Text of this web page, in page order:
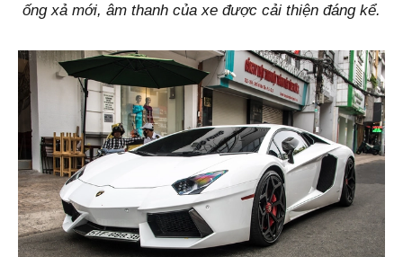
ống xả mới, âm thanh của xe được cải thiện đáng kể.